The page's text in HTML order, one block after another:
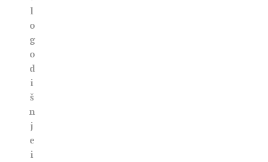
l
o
g
o
d
i
š
n
j
e
i